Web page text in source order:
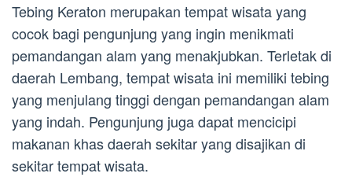
Tebing Keraton merupakan tempat wisata yang
cocok bagi pengunjung yang ingin menikmati
pemandangan alam yang menakjubkan. Terletak di
daerah Lembang, tempat wisata ini memiliki tebing
yang menjulang tinggi dengan pemandangan alam
yang indah. Pengunjung juga dapat mencicipi
makanan khas daerah sekitar yang disajikan di
sekitar tempat wisata.